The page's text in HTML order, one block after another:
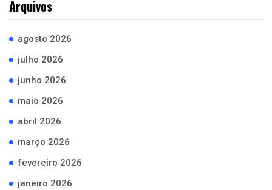
Arquivos
agosto 2026
julho 2026
junho 2026
maio 2026
abril 2026
março 2026
fevereiro 2026
janeiro 2026